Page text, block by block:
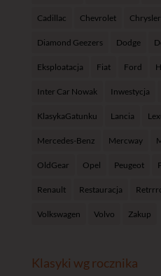
Cadillac Chevrolet Chrysler
Diamond Geezers Dodge
Eksploatacja Fiat Ford
Inter Car Nowak Inwestycja
KlasykaGatunku Lancia
Mercedes-Benz Mercway
OldGear Opel Peugeot
Renault Restauracja
Volkswagen Volvo Zakup
Klasyki wg rocznika